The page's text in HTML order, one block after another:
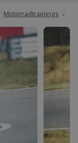
Motorradtrainings /